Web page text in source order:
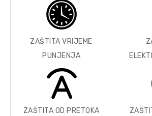
ZAŠTITA VRIJEME
PUNJENJA
ZAŠTITA OD PRETOKA